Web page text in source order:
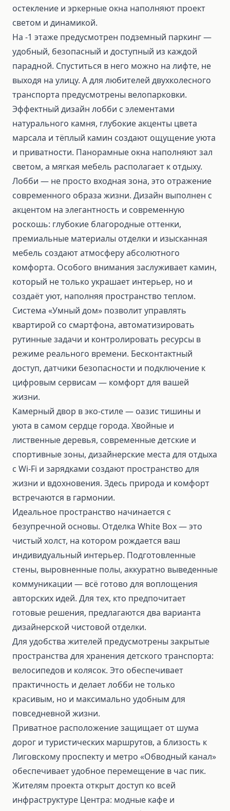
остекление и эркерные окна наполняют проект
светом и динамикой.
На -1 этаже предусмотрен подземный паркинг —
удобный, безопасный и доступный из каждой
парадной. Спуститься в него можно на лифте, не
выходя на улицу. А для любителей двухколесного
транспорта предусмотрены велопарковки.
Эффектный дизайн лобби с элементами
натурального камня, глубокие акценты цвета
марсала и тёплый камин создают ощущение уюта
и приватности. Панорамные окна наполняют зал
светом, а мягкая мебель располагает к отдыху.
Лобби — не просто входная зона, это отражение
современного образа жизни. Дизайн выполнен с
акцентом на элегантность и современную
роскошь: глубокие благородные оттенки,
премиальные материалы отделки и изысканная
мебель создают атмосферу абсолютного
комфорта. Особого внимания заслуживает камин,
который не только украшает интерьер, но и
создаёт уют, наполняя пространство теплом.
Система «Умный дом» позволит управлять
квартирой со смартфона, автоматизировать
рутинные задачи и контролировать ресурсы в
режиме реального времени. Бесконтактный
доступ, датчики безопасности и подключение к
цифровым сервисам — комфорт для вашей
жизни.
Камерный двор в эко-стиле — оазис тишины и
уюта в самом сердце города. Хвойные и
лиственные деревья, современные детские и
спортивные зоны, дизайнерские места для отдыха
с Wi-Fi и зарядками создают пространство для
жизни и вдохновения. Здесь природа и комфорт
встречаются в гармонии.
Идеальное пространство начинается с
безупречной основы. Отделка White Box — это
чистый холст, на котором рождается ваш
индивидуальный интерьер. Подготовленные
стены, выровненные полы, аккуратно выведенные
коммуникации — всё готово для воплощения
авторских идей. Для тех, кто предпочитает
готовые решения, предлагаются два варианта
дизайнерской чистовой отделки.
Для удобства жителей предусмотрены закрытые
пространства для хранения детского транспорта:
велосипедов и колясок. Это обеспечивает
практичность и делает лобби не только
красивым, но и максимально удобным для
повседневной жизни.
Приватное расположение защищает от шума
дорог и туристических маршрутов, а близость к
Лиговскому проспекту и метро «Обводный канал»
обеспечивает удобное перемещение в час пик.
Жителям проекта открыт доступ ко всей
инфраструктуре Центра: модные кафе и